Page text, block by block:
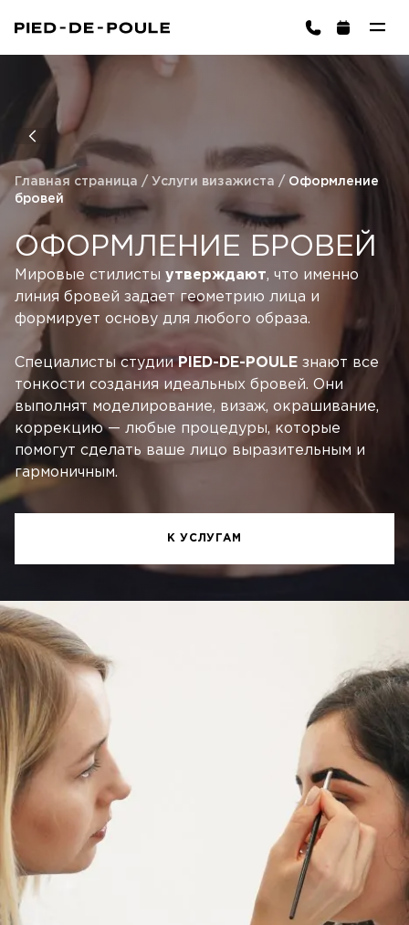
Главная страница / Услуги визажиста / Оформление
бровей
ОФОРМЛЕНИЕ БРОВЕЙ
Мировые стилисты утверждают, что именно
линия бровей задает геометрию лица и
формирует основу для любого образа.
Специалисты студииPIED-DE-POULE знают все
тонкости создания идеальных бровей. Они
выполнят моделирование, визаж, окрашивание,
коррекцию — любые процедуры, которые
помогут сделать ваше лицо выразительным и
гармоничным.
К УСЛУГАМ
Корзина пуста ВЫБРАТЬ УСЛУГИ